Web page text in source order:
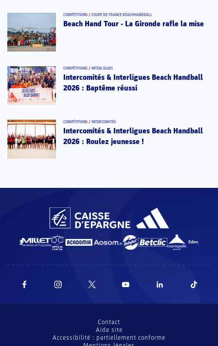
COMPÉTITIONS / COUPE DE FRANCE BEACHHANDBALL
Beach Hand Tour - La Gironde rafle la mise
COMPÉTITIONS / INTERLIGUES
Intercomités & Interligues Beach Handball
2026 : Baptême réussi
COMPÉTITIONS / INTERCOMITÉS
Intercomités & Interligues Beach Handball
2026 : Roulez jeunesse !
Contact
Aide site
Accessibilité : partiellement conforme